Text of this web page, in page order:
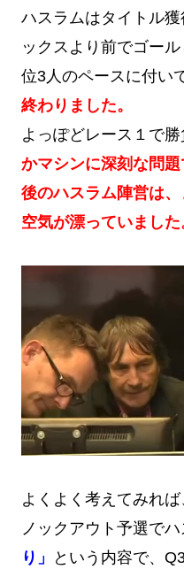
ハスラムはタイトル
ックスより前でゴー
位3人のペースに付い
終わりました。
よっぽどレース１で勝
かマシンに深刻な問
後のハスラム陣営は
空気が漂っていました
よくよく考えてみれ
ノックアウト予選で
り」
という内容で、